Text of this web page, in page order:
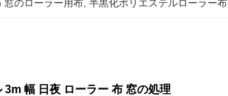
窓のローラー用布 , 半黒化ポリエステルローラー布
幅 日夜 ローラー 布 窓の処理